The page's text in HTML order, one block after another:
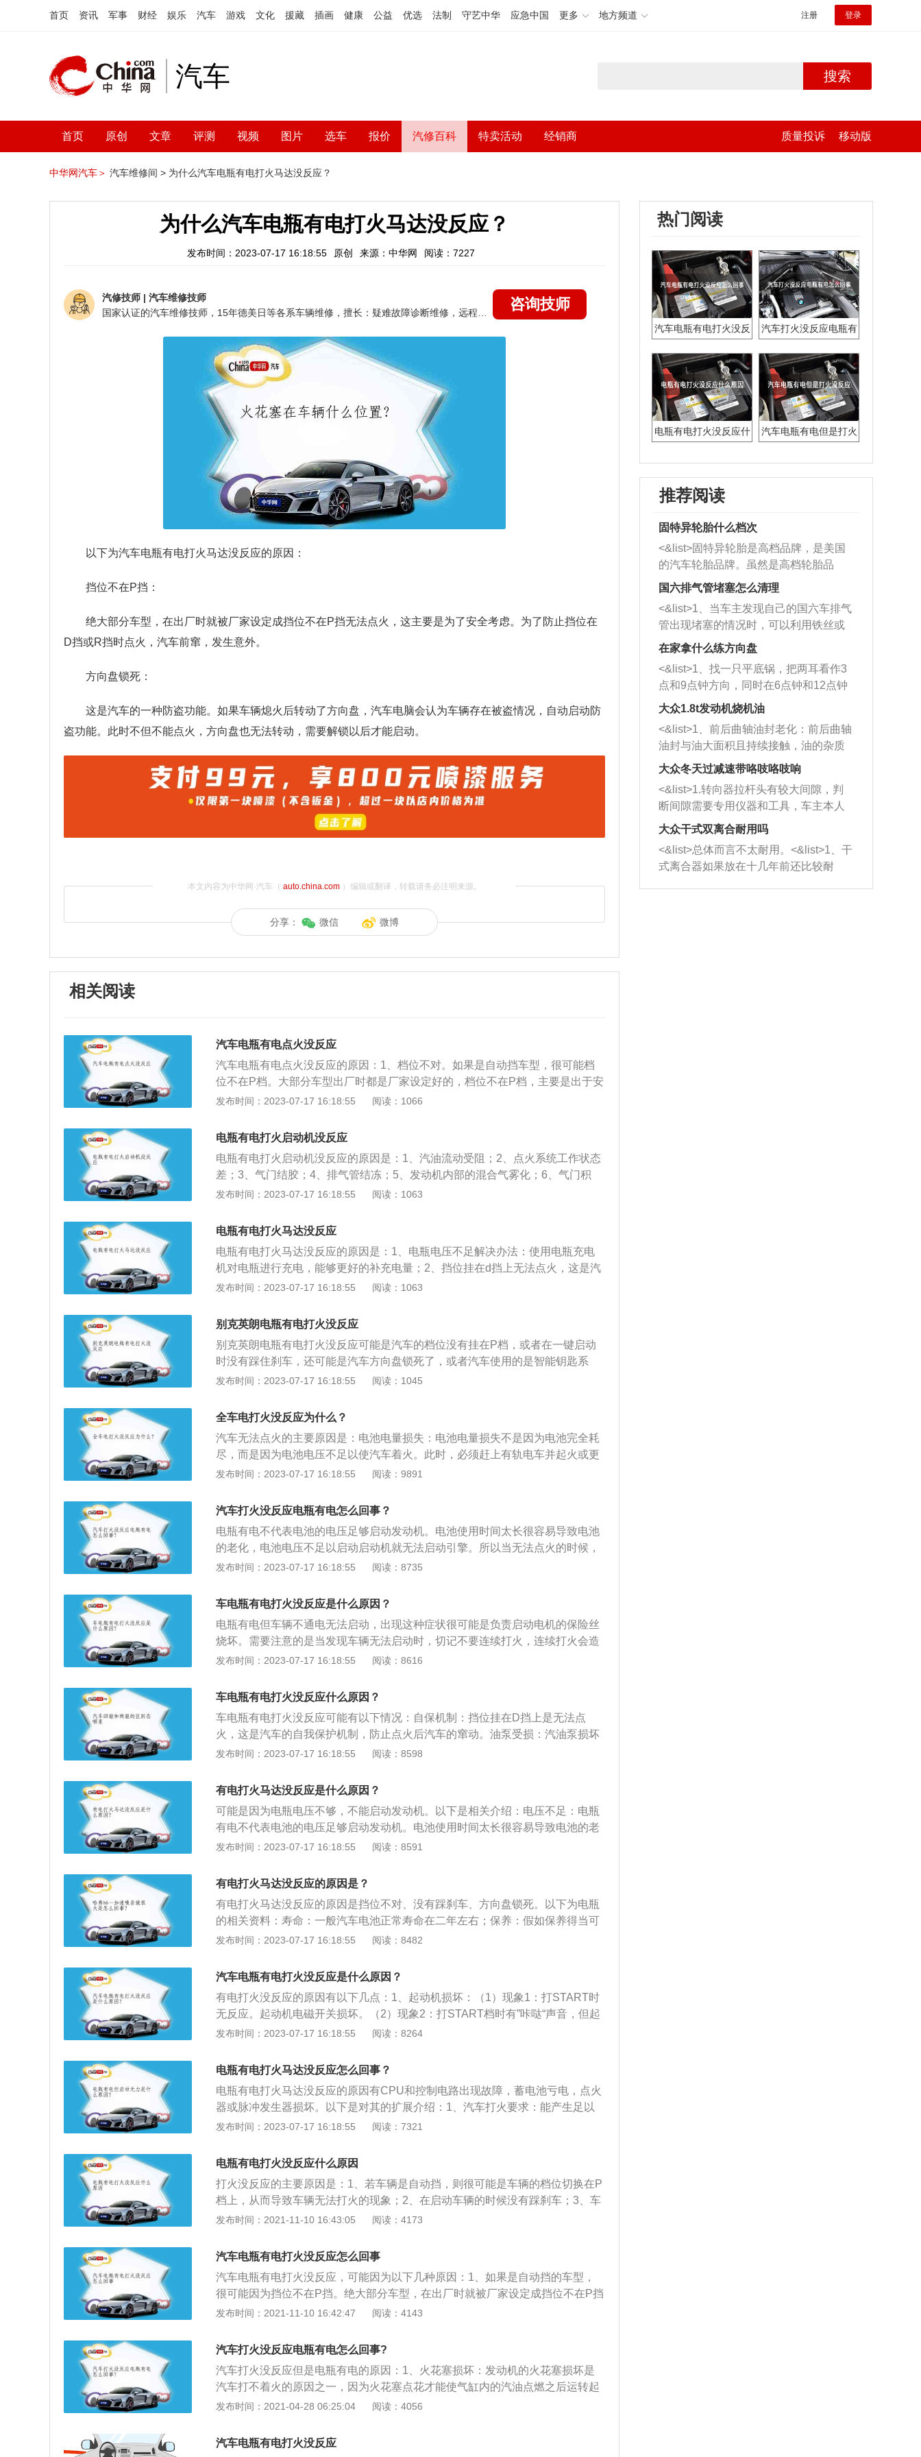
首页 资讯 军事 财经 娱乐 汽车 游戏 文化 援藏 插画 健康 公益 优选 法制 守艺中华 应急中国 更多 地方频道 注册 登录
汽车 搜索
首页 原创 文章 评测 视频 图片 选车 报价 汽修百科 特卖活动 经销商 质量投诉 移动版
中华网汽车＞ 汽车维修间 > 为什么汽车电瓶有电打火马达没反应？
为什么汽车电瓶有电打火马达没反应？
发布时间：2023-07-17 16:18:55 原创 来源：中华网 阅读：7227
汽修技师 | 汽车维修技师
咨询技师
以下为汽车电瓶有电打火马达没反应的原因：
挡位不在P挡：
绝大部分车型，在出厂时就被厂家设定成挡位不在P挡无法点火，这主要是为了安全考虑。为了防止挡位在
D挡或R挡时点火，汽车前窜，发生意外。
方向盘锁死：
这是汽车的一种防盗功能。如果车辆熄火后转动了方向盘，汽车电脑会认为车辆存在被盗情况，自动启动防
盗功能。此时不但不能点火，方向盘也无法转动，需要解锁以后才能启动。
本文内容为中华网·汽车（ auto.china.com）编辑或翻译，转载请务必注明来源。
分享： 微信 微博
相关阅读
汽车电瓶有电点火没反应
汽车电瓶有电点火没反应的原因：1、档位不对。如果是自动挡车型，很可能档
位不在P档。大部分车型出厂时都是厂家设定好的，档位不在P档，主要是出于安
全考虑。为了防止在D或R档时点火，汽车向前行驶，发生事故。解决方法：换挡
刹车，点火。3、方向盘被锁住，不仅点火无法启动，方向盘也无法转动。解决
方法：一边转动方向盘，一边转动车钥匙启动。4、电压不足。电瓶有电不代表
电池的电压足够启动发动机。电池使用时间太长很容易导致电池的老化，电池电
压不足以启动启动机就无法启动引擎。解决方法：可采用便携式充电器来充电。
5、节气门积碳。节气门积碳严重会导致节气门开度不够，可燃混合气无法进入
油量不足，会导致汽车发动机不能正常启动或运转时逐渐熄火。解决方法：只需
补充燃油即可。7、汽油泵出现故障。汽油泵出现故障，导致燃油的供给系统崩
溃，车辆无法启动。解决方法：需要维修或更换汽油泵。8、起动机和发动机出
处理。如果是线路的损坏，修补好线路即可；如果是蓄电池的坏了，更换蓄电池
需要到对应的维修点处理了。9、电瓶电压异常。解决方法：检查蓄电池容量是
否偏低，若是偏低，应对电池进行充放电10、曲轴位置传感器出现了故障。解决
方法：及时送往4s店检修。电瓶的保养事项：1、熄火前关空调。很多车主熄火
前都不会特意去关掉空调，而是选择让空调随着车子启动而开启，而恰恰是因为
间功率负载会变得非常高，长此以往就会对电瓶造成损伤。2、不要频繁启动发
动机。新手刚上路时容易熄火，熄火后难免手忙脚乱，再加上后面的人在催，就
会一次又一次地连续打火，而这种频繁启动发动机的行为也很容易造成电瓶亏
电，长时间会造成过度放电，影响电瓶使用寿命。3、熄火后拔掉外接设备。现
在很多车主都在车上装有很多的外接设备，比如GPS、空气净化器以及行车记录
处于通电状态，如果这些外接设备没被断电，势必会消耗电瓶的电量，电瓶也会
出现一定的损耗。
发布时间：2023-07-17 16:18:55 阅读：1066
电瓶有电打火启动机没反应
电瓶有电打火启动机没反应的原因是：1、汽油流动受阻；2、点火系统工作状态
差；3、气门结胶；4、排气管结冻；5、发动机内部的混合气雾化；6、气门积
碳；7、水泵、空调压缩机、离合器、发电机、方向助力泵和皮带张紧轮的轴承
车的自我保护机制，主要是为了防止点火后汽车出现窜动的现象；9、检测是不
是汽油泵损坏了，导致油泵无法泵油，所以打不着火；10、去仪表盘看一下油
表，是不是汽车没有油了，或者油量非常的低，不足以支撑汽车的启动。电瓶有
电打火启动机没反应的解决方法是：1、更换机油；2、及时更换火花塞；3、对
电子节气门进行周期性清洁；4、添加防冻液；5、将车停放在室内或地下停车
挡。9、如果是汽油泵损坏需要去维修点进行维修。10、如果汽车没油了，需要
及时加油。
发布时间：2023-07-17 16:18:55 阅读：1063
电瓶有电打火马达没反应
电瓶有电打火马达没反应的原因是：1、电瓶电压不足解决办法：使用电瓶充电
机对电瓶进行充电，能够更好的补充电量；2、挡位挂在d挡上无法点火，这是汽
车的自我保护机制，防止点火后汽车的窜动解决办法：换成P档或N档进行点火；
气门积碳严重导致节气门开度不够，可燃混合气无法进入气缸内燃烧导致无法启
动，解决办法：去专业机构或4s店清洗。5、起动机本身损坏：起动机使用寿命1
0万公里左右。使用时间过长，碳刷容易损坏，也会导致起动机无法启动，解决
办法：更换起动机。
发布时间：2023-07-17 16:18:55 阅读：1063
别克英朗电瓶有电打火没反应
别克英朗电瓶有电打火没反应可能是汽车的档位没有挂在P档，或者在一键启动
时没有踩住刹车，还可能是汽车方向盘锁死了，或者汽车使用的是智能钥匙系
统，车辆如果感应不到汽车钥匙的信息，也可能导致汽车无法启动。1、汽车的
火，汽车发生前窜的现象。解决办法：将挡位从P挡，移至D或R挡位。2、一键
启动的车型在没有踩刹车时只联通车内电路，所以同样无法启动。解决办法：一
键启动的车子在启动时踩住刹车即可。3、方向盘锁死的情况是因为车辆在熄火
后转动了方向盘，所以汽车电脑认为车辆存在被盗的现象，启动了防盗系统。解
决办法：可以通过一边转动方向盘，一边拧车钥匙启动的方式解决。4、如果汽
无法启动。解决办法：检修车钥匙是否损坏，可以去专业维修处检测维修。或暂
时先使用备用钥匙。
发布时间：2023-07-17 16:18:55 阅读：1045
全车电打火没反应为什么？
汽车无法点火的主要原因是：电池电量损失：电池电量损失不是因为电池完全耗
尽，而是因为电池电压不足以使汽车着火。此时，必须赶上有轨电车并起火或更
换电池；火花塞损坏：发动机火花塞损坏是汽车无法启动的原因之一，因为火花
发动机。如果起动机损坏，则无法起动。汽车点火系统是一种点燃式发动机。为
了正常工作，根据每个气缸的点火顺序，定期向火花塞提供足够高能量（约1500
0~30000v）的高压电，使火花塞产生足够强的火花，点燃可燃混合物。机械点火
系统的工作过程是曲轴带动分电器轴旋转，分电器轴上的凸轮旋转，连接并闭合
点火线圈的主触点，产生高压。
发布时间：2023-07-17 16:18:55 阅读：9891
汽车打火没反应电瓶有电怎么回事？
电瓶有电不代表电池的电压足够启动发动机。电池使用时间太长很容易导致电池
的老化，电池电压不足以启动启动机就无法启动引擎。所以当无法点火的时候，
要判断是电池电压不够还是启动机故障或是其他原因。启动机和电池有没有工作
在工作。排除启动机和电池电压不够的原因。挡位挂在D挡：挡位挂在D挡上是无
法点火，这是汽车的自我保护机制，防止点火后汽车的窜动。节气门积碳：节气
门积碳严重导致节气门开度不够，可燃混合气无法进入气缸内燃烧导致无法启
动。
发布时间：2023-07-17 16:18:55 阅读：8735
车电瓶有电打火没反应是什么原因？
电瓶有电但车辆不通电无法启动，出现这种症状很可能是负责启动电机的保险丝
烧坏。需要注意的是当发现车辆无法启动时，切记不要连续打火，连续打火会造
成电瓶持续放电导致彻底没电。以下是有电打不了火的其他原因介绍：油量不
况下，P挡或者N挡才是自动挡车启动时的正确档位。如果将档位放在R档或者其
他档位，不仅是打不着火，也会造成安全隐患。未加防冻液：如果是冬天特别冷
的情况下打不着火，可能是防冻液不足造成整个水路被冻住，发动机被冻裂，导
致汽车水泵无法运作，打不着火，并且伤及发动机其他部件。
发布时间：2023-07-17 16:18:55 阅读：8616
车电瓶有电打火没反应什么原因？
车电瓶有电打火没反应可能有以下情况：自保机制：挡位挂在D挡上是无法点
火，这是汽车的自我保护机制，防止点火后汽车的窜动。油泵受损：汽油泵损坏
导致无法泵油。积碳：节气门积碳严重导致节气门的开度不够，可燃混合气无法
这样才能尽量避免无法启动的现象。对于老化的零件要及时更换。
发布时间：2023-07-17 16:18:55 阅读：8598
有电打火马达没反应是什么原因？
可能是因为电瓶电压不够，不能启动发动机。以下是相关介绍：电压不足：电瓶
有电不代表电池的电压足够启动发动机。电池使用时间太长很容易导致电池的老
化，电池电压不足以启动启动机就无法启动引擎。所以当无法点火的时候，要判
因：挡位挂在D挡上也无法点火，这是汽车的保护机制，防止点火后汽车的窜
动。汽油泵损坏导致无法泵油。节气门积碳严重导致节气门开度不够，可燃混合
气无法进入气缸内燃烧导致无法启动。
发布时间：2023-07-17 16:18:55 阅读：8591
有电打火马达没反应的原因是？
有电打火马达没反应的原因是挡位不对、没有踩刹车、方向盘锁死。以下为电瓶
的相关资料：寿命：一般汽车电池正常寿命在二年左右；保养：假如保养得当可
以延长，最好的能用4年左右。汽车蓄电池没电征兆：车子停放两天后就不容易
都是有保护功能，它会保留足以打火的最低电量，如果打开钥匙，不点火，听歌
开灯，大概可以用一个多小时。
发布时间：2023-07-17 16:18:55 阅读：8482
汽车电瓶有电打火没反应是什么原因？
有电打火没反应的原因有以下几点：1、起动机损坏：（1）现象1：打START时
无反应。起动机电磁开关损坏。（2）现象2：打START档时有”咔哒“声音，但起
动机不转。起动机电磁开关主触点损坏，或起动机绕组损坏。（3）现象3：打ST
系统故障：现象是打START档时，能够拖动发动机旋转（100r/min)，但发动机就
是不启动。拔下高压线（或点火线圈），打SRART时不跳火。3、发动机供油系
统故障：在IG档时，听不到油箱部位油泵“嘟嘟”工作的声音。
发布时间：2023-07-17 16:18:55 阅读：8264
电瓶有电打火马达没反应怎么回事？
电瓶有电打火马达没反应的原因有CPU和控制电路出现故障，蓄电池亏电，点火
器或脉冲发生器损坏。以下是对其的扩展介绍：1、汽车打火要求：能产生足以
击穿火花塞间隙的电压。火花塞电极击穿而产生火花时所需要的电压称为击穿电
穿电压大小的原因：1)火花塞电极间隙和形状：火花塞电极的间隙越大，击穿电
压就越高；电极的尖端棱角分明，所需的击穿电压低。2)气缸内混合气体的压力
和温度：混合气的压力越大，温度越低，击穿电压就越高，3)电极的温度：火花
塞电极的温度越高，电极周围的气体密度越小，击穿电压就越低。
发布时间：2023-07-17 16:18:55 阅读：7321
电瓶有电打火没反应什么原因
打火没反应的主要原因是：1、若车辆是自动挡，则很可能是车辆的档位切换在P
档上，从而导致车辆无法打火的现象；2、在启动车辆的时候没有踩刹车；3、车
辆在停放的时候，方向盘出现锁死的现象，从而出现打不着火的现象。在日常使
辆在出厂的时候，汽车制造商设计的一种防盗功能；若车辆熄火之后方向盘被转
动，那么机电系统会自动认为车辆存在被盗的情况；此时，车辆将无法被启动，
并且方向盘也无法运转，都会进入锁死的状态；若需要解决锁死状态的方法是，
转动方向盘的同时拧动车辆的钥匙。
发布时间：2021-11-10 16:43:05 阅读：4173
汽车电瓶有电打火没反应怎么回事
汽车电瓶有电打火没反应，可能因为以下几种原因：1、如果是自动挡的车型，
很可能因为挡位不在P挡。绝大部分车型，在出厂时就被厂家设定成挡位不在P挡
无法点火，这主要是为了安全考虑。为了防止挡位在D挡或R挡时点火，汽车前
样是为了安全考虑。解决办法：踩着刹车点火。3、方向盘锁死。这是汽车的一
种防盗功能。如果车辆熄火后转动了方向盘，汽车电脑会认为车辆存在被盗情
况，自动启动防盗功能。此时不但不能点火，方向盘也无法转动。解决办法：一
边转动方向盘一边拧车钥匙启动即可解决。以上列举的只是几个比较常见的原
因。还有可能是汽车本身有问题（例如启动马达的碳刷磨损，导致接触不良）。
业的汽修店，请求专业人士的帮助。
发布时间：2021-11-10 16:42:47 阅读：4143
汽车打火没反应电瓶有电怎么回事?
汽车打火没反应但是电瓶有电的原因：1、火花塞损坏：发动机的火花塞损坏是
汽车打不着火的原因之一，因为火花塞点花才能使气缸内的汽油点燃之后运转起
来；2、分电器线路故障：打火主要的电路是分线器，如果分线器损坏也有可能
果启动机损坏就不能打着火了。
发布时间：2021-04-28 06:25:04 阅读：4056
汽车电瓶有电打火没反应
热门阅读
汽车电瓶有电打火没反
汽车打火没反应电瓶有
电瓶有电打火没反应什
汽车电瓶有电但是打火
推荐阅读
固特异轮胎什么档次
<&list>固特异轮胎是高档品牌，是美国
的汽车轮胎品牌。虽然是高档轮胎品
牌，但是中高低端的轮胎都有生产，这
也是为了更好的开拓市场。
国六排气管堵塞怎么清理
<&list>1、当车主发现自己的国六车排气
管出现堵塞的情况时，可以利用铁丝或
者是细棍，直接将杂物给取出来，如果
堵塞情况比较严重，也可以采取应急措
施。 <&list>2、直接利用木棍将所有的
杂物推到排气管里面的位置处，然后将
三元催化器拆解开，就可以将堵塞的东
西取出来。但如果是因为积碳过多引起
的堵塞，就需要将三元催化器泡在草酸
洗剂对堵塞的情况得到解决，将清洗剂
放在燃油箱中，与燃油混合后，车辆启
动时，就可以和汽油一起进入到燃烧
室，最后形成废气排出，就可以让三元
催化器得到清洗，排气管堵塞的情况就
能够得到解决。
在家拿什么练方向盘
<&list>1、找一只平底锅，把两耳看作3
点和9点钟方向，同时在6点钟和12点钟
方向做一个标记。 <&list>2、双手握住
一圈半的练习，往右同样也要打相同的
圈数。 <&list>3、最后强调要反复练
习，这样就可以形成肌肉记忆，在真实
驾驶车辆时，不需要记忆也能打好方
向。
大众1.8t发动机烧机油
<&list>1、前后曲轴油封老化：前后曲轴
油封与油大面积且持续接触，油的杂质
和发动机内持续温度变化使其密封效果
逐渐减弱，导致渗油或漏油。<&list>2、
活塞间隙过大：积碳会使活塞环与缸体
的间隙扩大，导致机油流入燃烧室中，
造成烧机油。<&list>3、机油粘度。使用
机油粘度过小的话，同样会有烧机油现
象，机油粘度过小具有很好的流动性，
大众冬天过减速带咯吱咯吱响
<&list>1.转向器拉杆头有较大间隙，判
断间隙需要专用仪器和工具，车主本人
无法制作，需要将车辆送到修理厂或4s
店；<&list>2.车辆半轴套管防尘罩破
裂，破裂后会出现漏油现象，使半轴磨
损严重，磨损的半轴容易损坏，产生异
响；<&list>3.稳定器的转向胶套和球头
大众干式双离合耐用吗
<&list>总体而言不太耐用。<&list>1、干
式离合器如果放在十几年前还比较耐